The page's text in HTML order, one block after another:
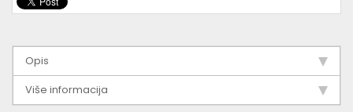
Opis
Više informacija